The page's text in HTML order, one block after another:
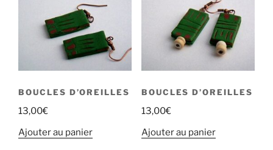
BOUCLES D’OREILLES
13,00€
Ajouter au panier
BOUCLES D’OREILLES
13,00€
Ajouter au panier